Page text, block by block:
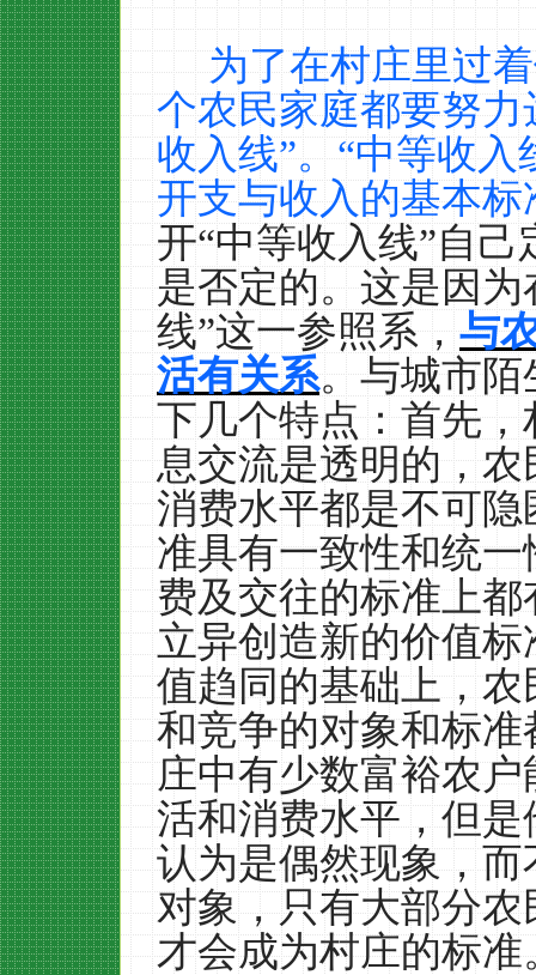
为了在村庄里过
个农民家庭都要努
收入线”。“中等收
开支与收入的基本标
开“中等收入线”自
是否定的。这是因
线”这一参照系，与
活有关系。与城市陌
下几个特点：首先
息交流是透明的，
消费水平都是不可
准具有一致性和统
费及交往的标准上
立异创造新的价值
值趋同的基础上，
和竞争的对象和标
庄中有少数富裕农
活和消费水平，但
认为是偶然现象，
对象，只有大部分
才会成为村庄的标准